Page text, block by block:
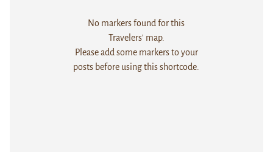
No markers found for this
Travelers' map.
Please add some markers to your
posts before using this shortcode.